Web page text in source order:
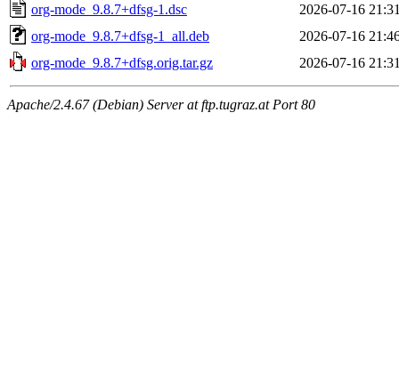
org-mode_9.8.7+dfsg-1.dsc
2026-07-16
org-mode_9.8.7+dfsg-1_all.deb
2026-07-16
org-mode_9.8.7+dfsg.orig.tar.gz
2026-07-16
Apache/2.4.67 (Debian) Server at ftp.tugraz.at Port 80